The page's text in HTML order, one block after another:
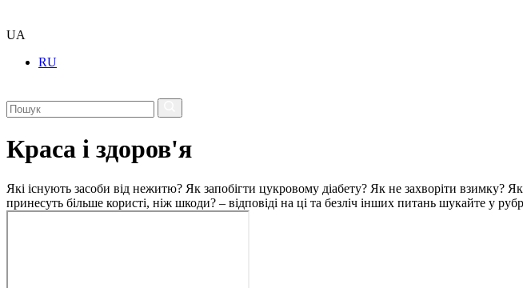
UA
RU
Краса і здоров'я
Які існують засоби від нежитю? Як запобігти цукровому діабету? Як не захворіти взимку?
принесуть більше користі, ніж шкоди? – відповіді на ці та безліч інших питань шукайте у